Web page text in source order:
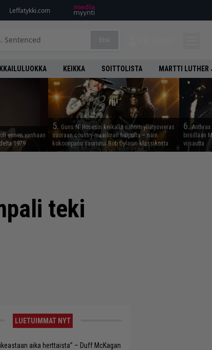
Leffatykki.com
KEIKKA SOITTOLISTA MARTTI
ennen vanhaan
1979
5. Guns N’ Rosesin keikalla nähtiin yllätysvieras
suoraan country-maailman huipulta – näin
kokoonpano suoriutui Bob Dylanin klassikosta
6.
biisillään
viisautta
teki
LUETUIMMAT NYT
aika herttaista” – Duff McKagan